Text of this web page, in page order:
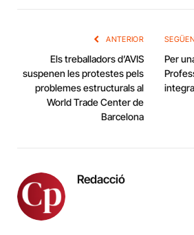
ANTERIOR
Els treballadors d’AVIS
suspenen les protestes pels
problemes estructurals al
World Trade Center de
Barcelona
Per
Redacció